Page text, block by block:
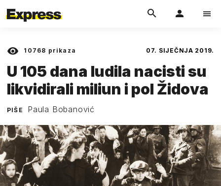
10768 prikaza 07. SIJEČNJA 2019.
U 105 dana ludila nacisti su
likvidirali miliun i pol Židova
PIŠE Paula Bobanović